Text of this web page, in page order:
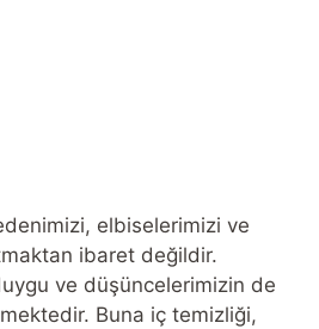
elbiselerimizi ve
ibaret değildir.
ve düşüncelerimizin de
Buna iç temizliği,